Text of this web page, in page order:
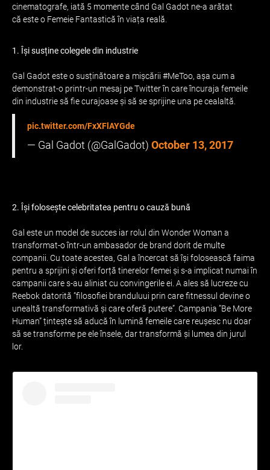
cinematografe, iată 5 momente când Gal Gadot ne-a arătat
că este o Femeie Fantastică în viața reală.
1. Își susține colegele din industrie
Gal Gadot este o susținătoare a mișcării #MeToo, așa cum a
demonstrat-o printr-un mesaj pe Twitter în care încuraja femeile
din industrie să fie curajoase și să se sprijine una pe cealaltă.
pic.twitter.com/FxXFlAYGde
— Gal Gadot (@GalGadot) October 13, 2017
2. Își folosește celebritatea pentru o cauză bună
Gal este un model de succes iar rolul din Wonder Woman a
transformat-o într-un ambasador de brand dorit de multe
companii. Cu toate acestea, Gal a încercat să își folosească faima
pentru a sprijini și oferi forță tinerelor femei și s-a implicat numai în
campanii care s-au aliniat cu convingerile ei. A ales să lucreze cu
Reebok datorită ”filosofiei branduluui prin care fitnessul devine o
unealtă transformativă și care oferă putere”. Campania ”Be More
Human” țintește să aducă în lumină femeile care reușesc nu doar
să se transforme pe ele însele, dar transformă și lumea din jurul
lor.